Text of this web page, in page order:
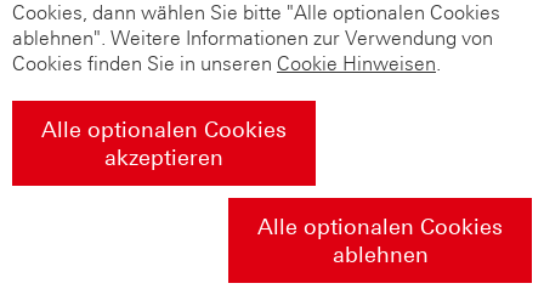
Cookies, dann wählen Sie bitte "Alle optionalen Cookies
ablehnen". Weitere Informationen zur Verwendung von
Cookies finden Sie in unseren Cookie Hinweisen.
Alle optionalen Cookies
akzeptieren
Alle optionalen Cookies
ablehnen